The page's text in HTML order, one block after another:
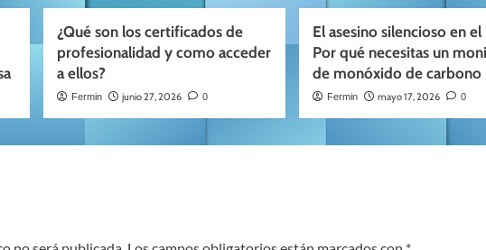
¿Qué son los certificados de
profesionalidad y como acceder
a ellos?
Fermin junio 27, 2026 0
El asesino silencioso en el
Por qué necesitas un
de monóxido de carbono
Fermin mayo 17, 2026 0